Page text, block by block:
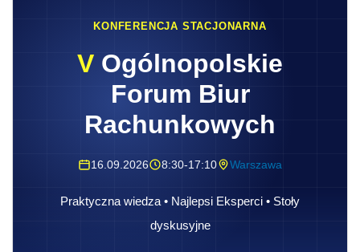
KONFERENCJA STACJONARNA
V Ogólnopolskie
Forum Biur
Rachunkowych
16.09.2026 8:30-17:10 Warszawa
Praktyczna wiedza • Najlepsi Eksperci • Stoły
dyskusyjne